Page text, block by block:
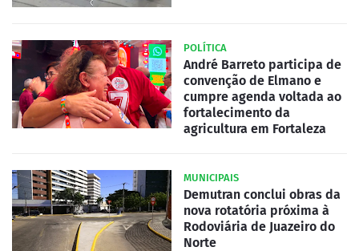
POLÍTICA
André Barreto participa de
convenção de Elmano e
cumpre agenda voltada ao
fortalecimento da
agricultura em Fortaleza
MUNICIPAIS
Demutran conclui obras da
nova rotatória próxima à
Rodoviária de Juazeiro do
Norte